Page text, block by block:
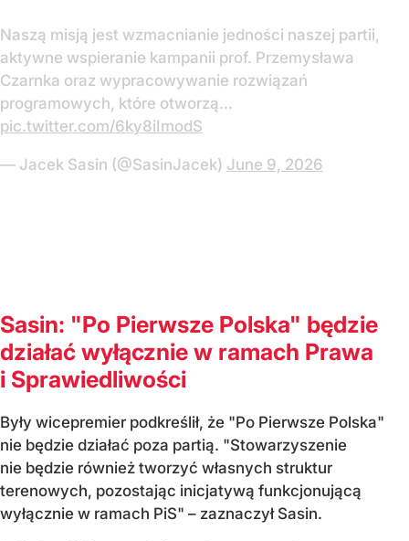
Naszą misją jest wzmacnianie jedności naszej partii,
aktywne wspieranie kampanii prof. Przemysława
Czarnka oraz wypracowywanie rozwiązań
programowych, które otworzą…
pic.twitter.com/6ky8iImodS
— Jacek Sasin (@SasinJacek) June 9, 2026
Sasin: "Po Pierwsze Polska" będzie
działać wyłącznie w ramach Prawa
i Sprawiedliwości
Były wicepremier podkreślił, że "Po Pierwsze Polska"
nie będzie działać poza partią. "Stowarzyszenie
nie będzie również tworzyć własnych struktur
terenowych, pozostając inicjatywą funkcjonującą
wyłącznie w ramach PiS" – zaznaczył Sasin.